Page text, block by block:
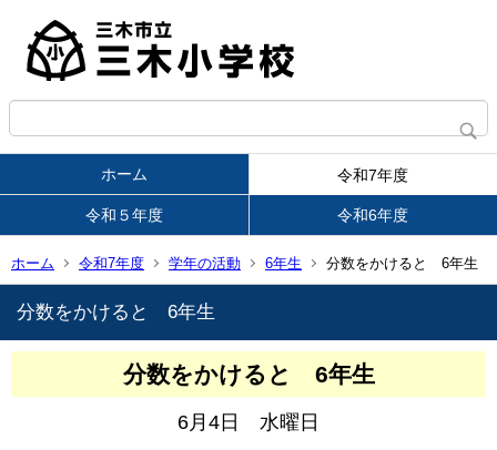
ホーム 令和7年度
令和５年度 令和6年度
ホーム 令和7年度 学年の活動 6年生 分数をかけると 6年生
分数をかけると 6年生
分数をかけると 6年生
6月4日 水曜日